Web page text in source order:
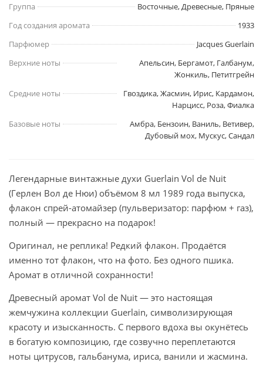
Группа
Восточные, Древесные, Пряные
Год создания аромата
1933
Парфюмер
Jacques Guerlain
Верхние ноты
Апельсин, Бергамот, Галбанум,
Жонкиль, Петитгрейн
Средние ноты
Гвоздика, Жасмин, Ирис, Кардамон,
Нарцисс, Роза, Фиалка
Базовые ноты
Амбра, Бензоин, Ваниль, Ветивер,
Дубовый мох, Мускус, Сандал
Легендарные винтажные духи Guerlain Vol de Nuit
(Герлен Вол де Нюи) объёмом 8 мл 1989 года выпуска,
флакон спрей-атомайзер (пульверизатор: парфюм + газ),
полный — прекрасно на подарок!
Оригинал, не реплика! Редкий флакон. Продаётся
именно тот флакон, что на фото. Без одного пшика.
Аромат в отличной сохранности!
Древесный аромат Vol de Nuit — это настоящая
жемчужина коллекции Guerlain, символизирующая
красоту и изысканность. С первого вдоха вы окунётесь
в богатую композицию, где созвучно переплетаются
ноты цитрусов, гальбанума, ириса, ванили и жасмина.